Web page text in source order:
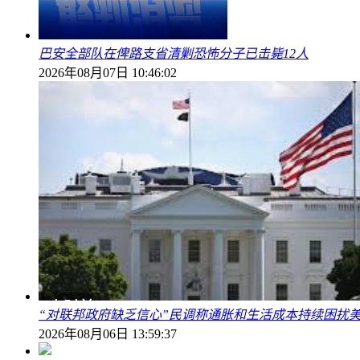
巴安全部队在俾路支省清剿恐怖分子已击毙12人
2026年08月07日 10:46:02
“对联邦政府缺乏信心”民调称通胀和生活成本持续困扰
2026年08月06日 13:59:37